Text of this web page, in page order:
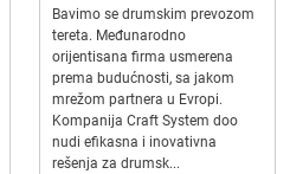
Bavimo se drumskim prevozom
tereta. Međunarodno
orijentisana firma usmerena
prema budućnosti, sa jakom
mrežom partnera u Evropi.
Kompanija Craft System doo
nudi efikasna i inovativna
rešenja za drumsk...